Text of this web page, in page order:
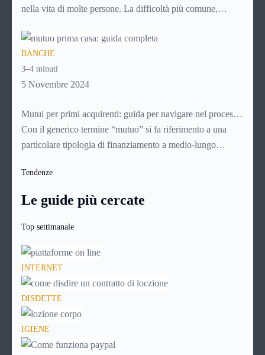
nella vita di molte persone. La difficoltà più comune,
entrano in gioco i mutui 100%, che finanziano l’intero
valore dell’immobile senza richiedere versamenti iniziali.
Analizziamone nel dettaglio le caratteristiche e i vantaggi.
BANCHE
3–4 minuti
5 Novembre 2024
Mutui per primi acquirenti: guida per navigare nel processo
di acquisto della casa
Con il generico termine “mutuo” si fa riferimento a una
particolare tipologia di finanziamento a medio-lungo
anni). Si tratta di norma di un contratto a titolo oneroso: il
capitale richiesto, ma anche una certa quota a titolo di
interessi e altre spese.
Tendenze
Le guide più cercate
Top settimanale
INTERNET
DISDETTE
IGIENE